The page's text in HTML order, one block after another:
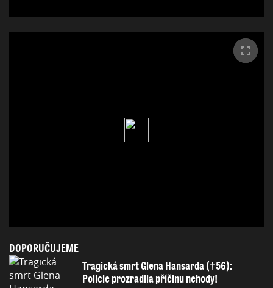
DOPORUČUJEME
Tragická smrt Glena Hansarda (†56):
Policie prozradila příčinu nehody!